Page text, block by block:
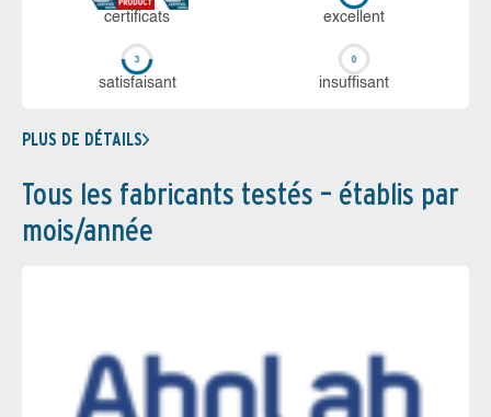
certi­ficats ex­cellent
sa­tis­fai­sant in­suf­fi­sant
PLUS DE DÉTAILS
Tous les fabricants testés – établis par
mois/année